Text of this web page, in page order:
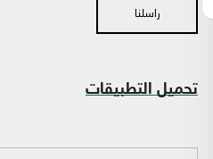
راسلنا
تحميل التطبيقات